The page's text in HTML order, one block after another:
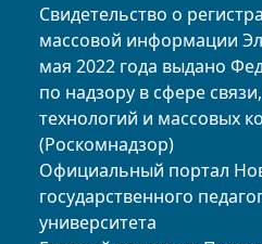
Свидетельство о
массовой информации
мая 2022 года выдано
по надзору в сфере
технологий и массовых
(Роскомнадзор)
Официальный портал
государственного
университета